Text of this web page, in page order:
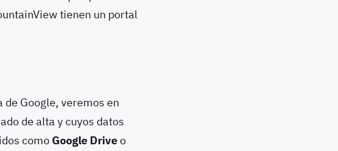
tienen un portal
Google, veremos en
de alta y cuyos datos
como Google Driveo